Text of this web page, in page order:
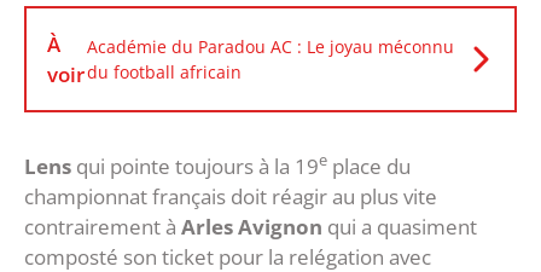
À
voir
Académie du Paradou AC : Le joyau méconnu
du football africain
Lens qui pointe toujours à la 19e place du
championnat français doit réagir au plus vite
contrairement à Arles Avignon qui a quasiment
composté son ticket pour la relégation avec